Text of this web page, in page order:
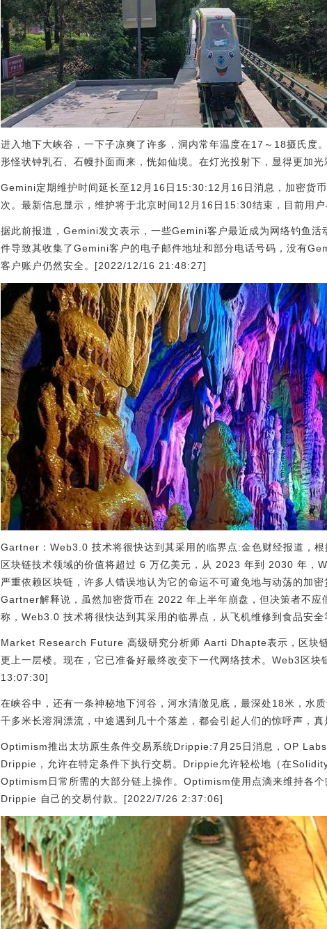
进入地下大峡谷，一下子凉爽了许多，洞内常年温度在17～18摄氏度
形怪状钟乳石、石幔扑面而来，恍如仙境。在灯光投射下，显得更加光
Gemini定期维护时间延长至12月16日15:30:12月16日消息，加密货
次。最新信息显示，维护将于北京时间12月16日15:30结束，目前用户
据此前报道，Gemini发文表示，一些Gemini客户最近成为网络钓鱼
件导致其收集了Gemini客户的电子邮件地址和部分电话号码，没有
客户账户仍然安全。[2022/12/16 21:48:27]
Gartner：Web3.0 技术将很快达到其采用的临界点:金色财经报道
区块链技术领域的价值将超过 6 万亿美元，从 2023 年到 2030 年
严重依赖区块链，许多人错误地认为它的命运不可避免地与动荡的加
Gartner解释说，虽然加密货币在 2022 年上半年崩盘，但决策者不
称，Web3.0 技术将很快达到其采用的临界点，从飞机维修到食品安全
Market Research Future 高级研究分析师 Aarti Dhapte表示，区块
更上一层楼。现在，它已准备好最终改变下一代网络技术。Web3区
13:07:30]
在峡谷中，还有一条神秘地下河谷，河水清澈见底，最深处18米，水
千多米长溶洞漂流，中途遇到几十个落差，都会引起人们的惊呼声，真
Optimism推出太坊原生条件交易系统Drippie:7月25日消息，OP
Drippie，允许在特定条件下执行交易。Drippie允许轻松地（在
Optimism日常所需的大部分链上操作。Optimism使用点滴来维持各
Drippie 自己的交易付款。[2022/7/26 2:37:06]